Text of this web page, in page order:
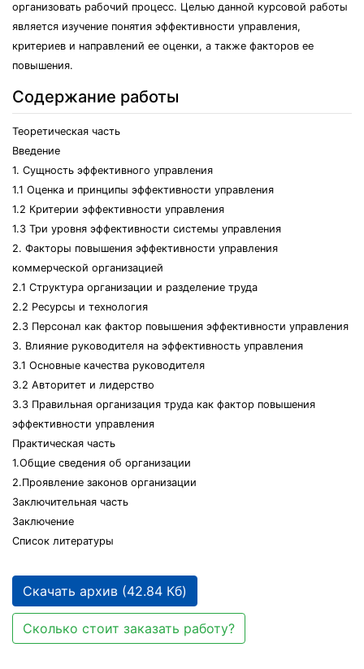
организовать рабочий процесс. Целью данной курсовой работы
является изучение понятия эффективности управления,
критериев и направлений ее оценки, а также факторов ее
повышения.
Содержание работы
Теоретическая часть
Введение
1. Сущность эффективного управления
1.1 Оценка и принципы эффективности управления
1.2 Критерии эффективности управления
1.3 Три уровня эффективности системы управления
2. Факторы повышения эффективности управления
коммерческой организацией
2.1 Структура организации и разделение труда
2.2 Ресурсы и технология
2.3 Персонал как фактор повышения эффективности управления
3. Влияние руководителя на эффективность управления
3.1 Основные качества руководителя
3.2 Авторитет и лидерство
3.3 Правильная организация труда как фактор повышения
эффективности управления
Практическая часть
1.Общие сведения об организации
2.Проявление законов организации
Заключительная часть
Заключение
Список литературы
Скачать архив (42.84 Кб)
Сколько стоит заказать работу?